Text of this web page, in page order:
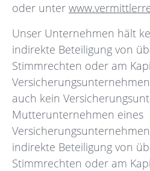
oder unter
Unser Unternehmen hält
indirekte Beteiligung von
Stimmrechten oder am
auch kein
Mutterunternehmen eines
indirekte Beteiligung von
Stimmrechten oder am